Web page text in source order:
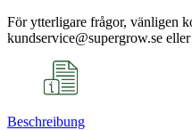
För ytterligare frågor, vänligen
kundservice@supergrow.se
Beschreibung